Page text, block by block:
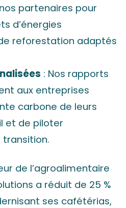
partenaires pour
d’énergies
reforestation adaptés
: Nos rapports
aux entreprises
carbone de leurs
et de piloter
de l’agroalimentaire
a réduit de 25 %
ses cafétérias,